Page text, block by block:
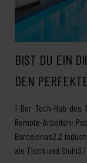
BIST DU EIN
DEN
1 Der Tech-Hub
Remote-Arbeiten:
Barcelonas2.2
als Tisch und